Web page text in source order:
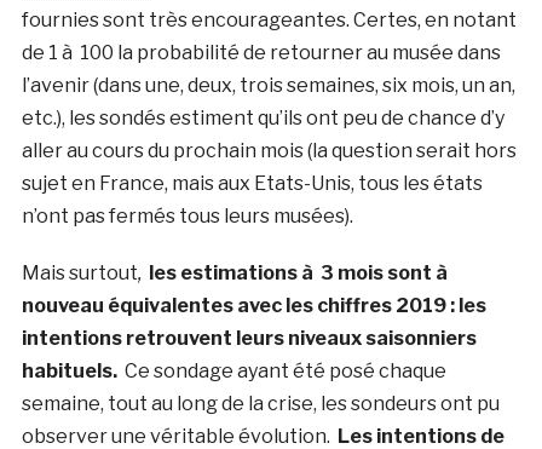
fournies sont très encourageantes. Certes, en notant
de 1 à 100 la probabilité de retourner au musée dans
l’avenir (dans une, deux, trois semaines, six mois, un an,
etc.), les sondés estiment qu’ils ont peu de chance d’y
aller au cours du prochain mois (la question serait hors
sujet en France, mais aux Etats-Unis, tous les états
n’ont pas fermés tous leurs musées).
Mais surtout, les estimations à 3 mois sont à
nouveau équivalentes avec les chiffres 2019 : les
intentions retrouvent leurs niveaux saisonniers
habituels.Ce sondage ayant été posé chaque
semaine, tout au long de la crise, les sondeurs ont pu
observer une véritable évolution. Les intentions de